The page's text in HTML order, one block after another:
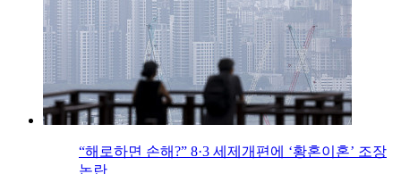
“해로하면 손해?” 8·3 세제개편에 ‘황혼이혼’ 조장
논란